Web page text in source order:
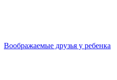
Воображаемые друзья у ребенка